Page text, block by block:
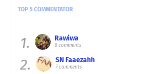
TOP 5 COMMENTATOR
1. Rawiwa
8 comments
2. SN Faaezahh
7 comments